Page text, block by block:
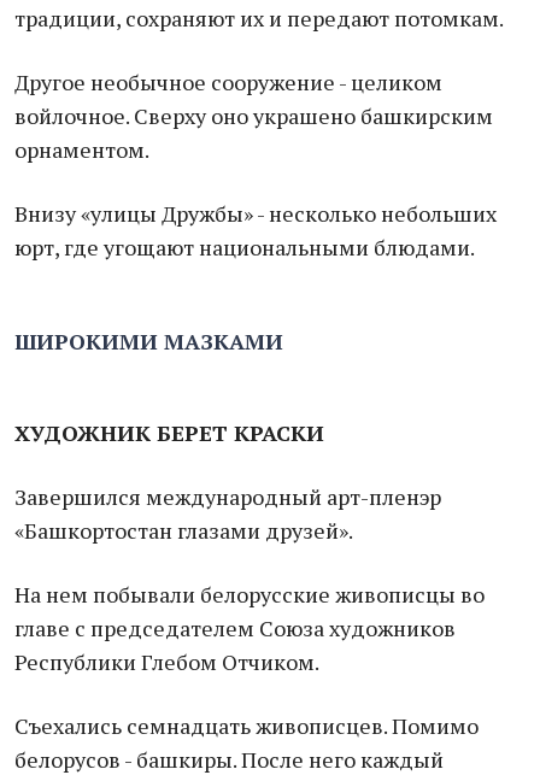
традиции, сохраняют их и передают потомкам.
Другое необычное сооружение - целиком
войлочное. Сверху оно украшено башкирским
орнаментом.
Внизу «улицы Дружбы» - несколько небольших
юрт, где угощают национальными блюдами.
ШИРОКИМИ МАЗКАМИ
ХУДОЖНИК БЕРЕТ КРАСКИ
Завершился международный арт-пленэр
«Башкортостан глазами друзей».
На нем побывали белорусские живописцы во
главе с председателем Союза художников
Республики Глебом Отчиком.
Съехались семнадцать живописцев. Помимо
белорусов - башкиры. После него каждый